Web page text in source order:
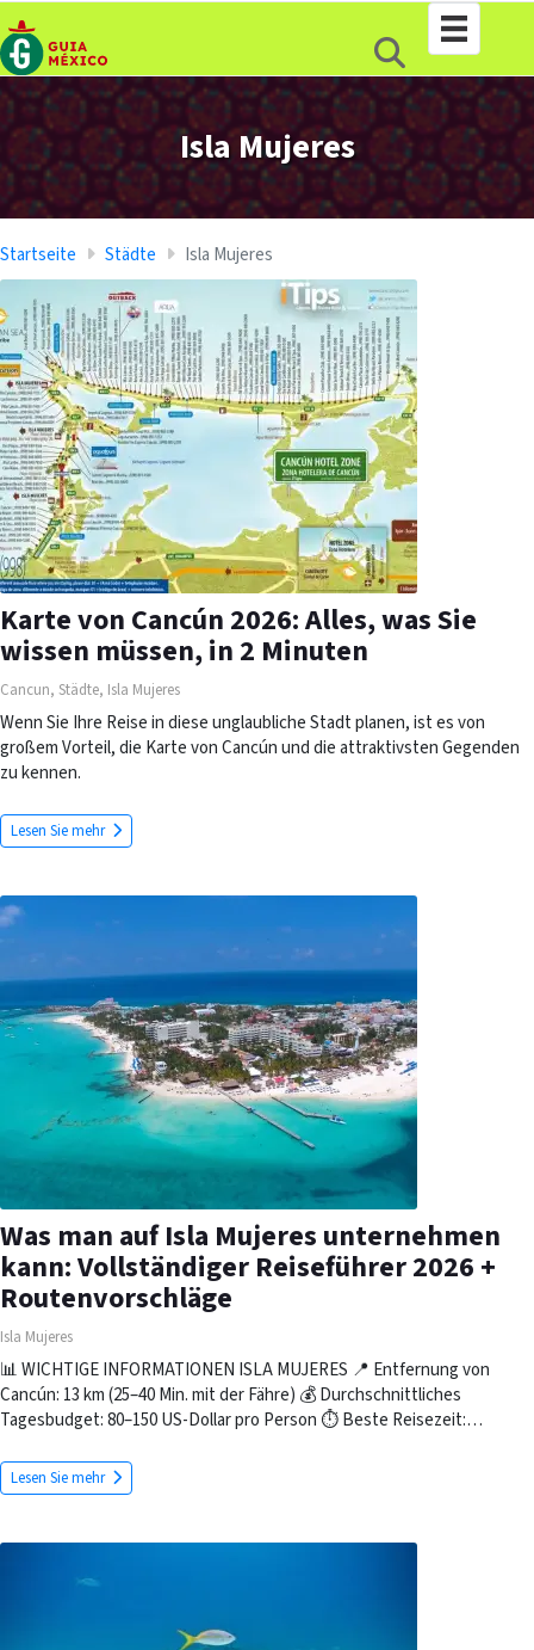
Isla Mujeres
Startseite Städte Isla Mujeres
Karte von Cancún 2026: Alles, was Sie
wissen müssen, in 2 Minuten
Cancun, Städte, Isla Mujeres
Wenn Sie Ihre Reise in diese unglaubliche Stadt planen, ist es von
großem Vorteil, die Karte von Cancún und die attraktivsten Gegenden
zu kennen.
Lesen Sie mehr
Was man auf Isla Mujeres unternehmen
kann: Vollständiger Reiseführer 2026 +
Routenvorschläge
Isla Mujeres
📊 WICHTIGE INFORMATIONEN ISLA MUJERES 📍 Entfernung von
Cancún: 13 km (25–40 Min. mit der Fähre) 💰 Durchschnittliches
Tagesbudget: 80–150 US-Dollar pro Person ⏱️ Beste Reisezeit:…
Lesen Sie mehr